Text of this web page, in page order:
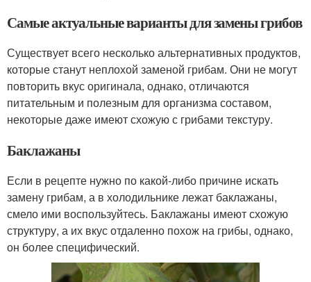
Самые актуальные варианты для замены грибов
Существует всего несколько альтернативных продуктов,
которые станут неплохой заменой грибам. Они не могут
повторить вкус оригинала, однако, отличаются
питательным и полезным для организма составом,
некоторые даже имеют схожую с грибами текстуру.
Баклажаны
Если в рецепте нужно по какой-либо причине искать
замену грибам, а в холодильнике лежат баклажаны,
смело ими воспользуйтесь. Баклажаны имеют схожую
структуру, а их вкус отдаленно похож на грибы, однако,
он более специфический.